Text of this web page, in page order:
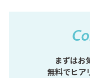
まずはお
無料でヒア